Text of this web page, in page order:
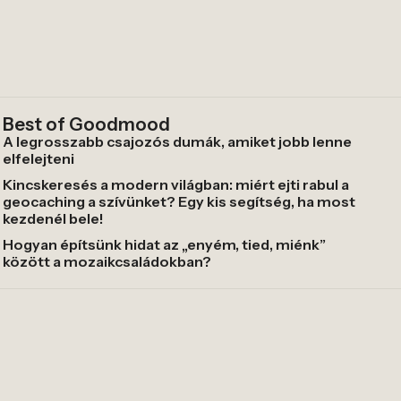
Best of Goodmood
A legrosszabb csajozós dumák, amiket jobb lenne
elfelejteni
Kincskeresés a modern világban: miért ejti rabul a
geocaching a szívünket? Egy kis segítség, ha most
kezdenél bele!
Hogyan építsünk hidat az „enyém, tied, miénk”
között a mozaikcsaládokban?